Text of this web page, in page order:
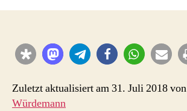
Zuletzt aktualisiert am 31. Juli 2018 von
Würdemann